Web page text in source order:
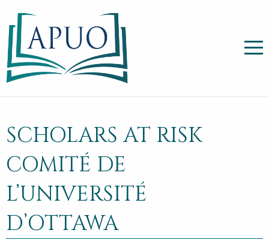
SCHOLARS AT RISK
COMITÉ DE
L’UNIVERSITÉ
D’OTTAWA